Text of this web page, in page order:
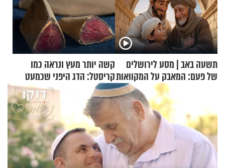
תשעה באב | מסע לירושלים
של פעם: המאבק על המקוואות
קשה יותר מעץ ונראה כמו
קריסטל: הדג היפני שכמעט
בלתי אפשרי לחתוך